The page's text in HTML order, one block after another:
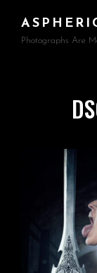
Photographs Are